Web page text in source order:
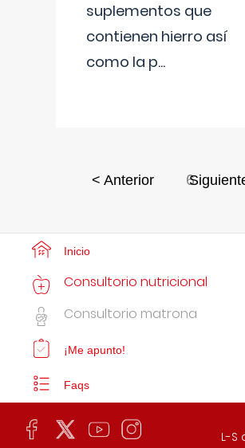
suplementos que
contienen hierro así
como la p...
< Anterior 6
Inicio
Consultorio nutricional
Consultorio matrona
¡Me apunto!
Faqs
L-S